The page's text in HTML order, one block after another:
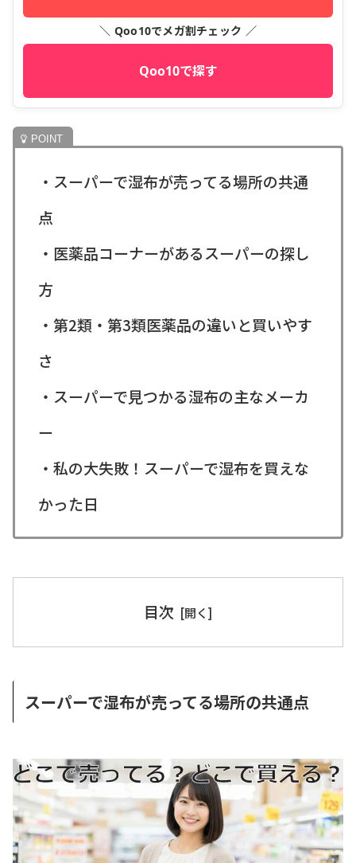
＼ Qoo10でメガ割チェック ／
Qoo10で探す
・スーパーで湿布が売ってる場所の共通
点
・医薬品コーナーがあるスーパーの探し
方
・第2類・第3類医薬品の違いと買いやす
さ
・スーパーで見つかる湿布の主なメーカ
ー
・私の大失敗！スーパーで湿布を買えな
かった日
目次
スーパーで湿布が売ってる場所の共通点